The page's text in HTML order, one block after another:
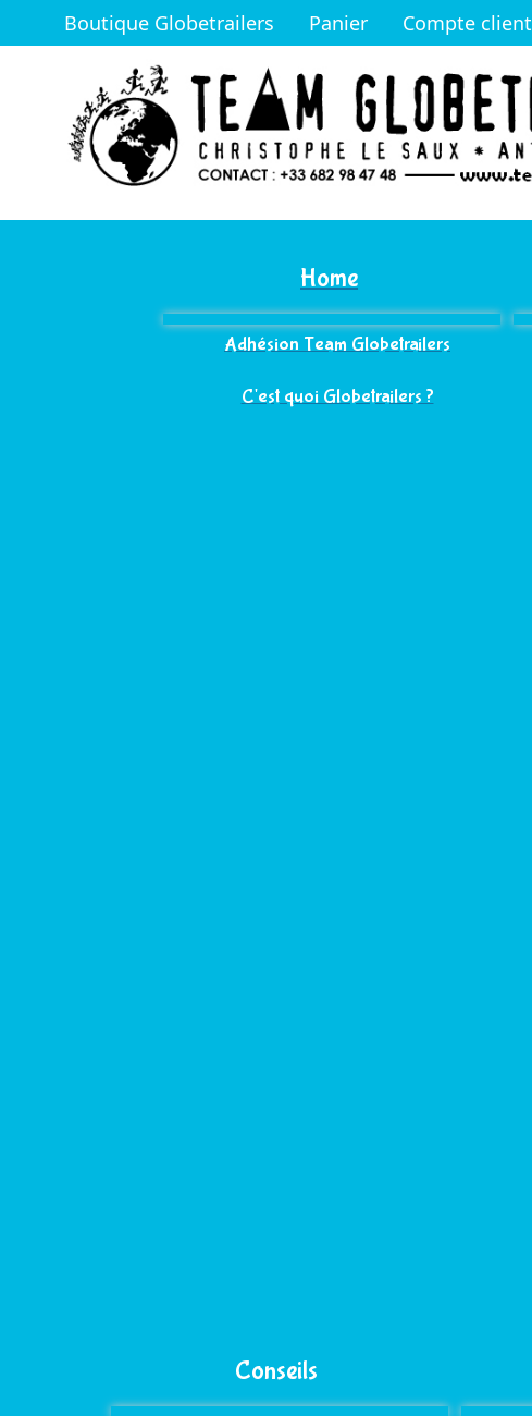
Boutique Globetrailers Panier
Compte client
Home
Adhésion Team Globetrailers
C'est quoi Globetrailers ?
Conseils